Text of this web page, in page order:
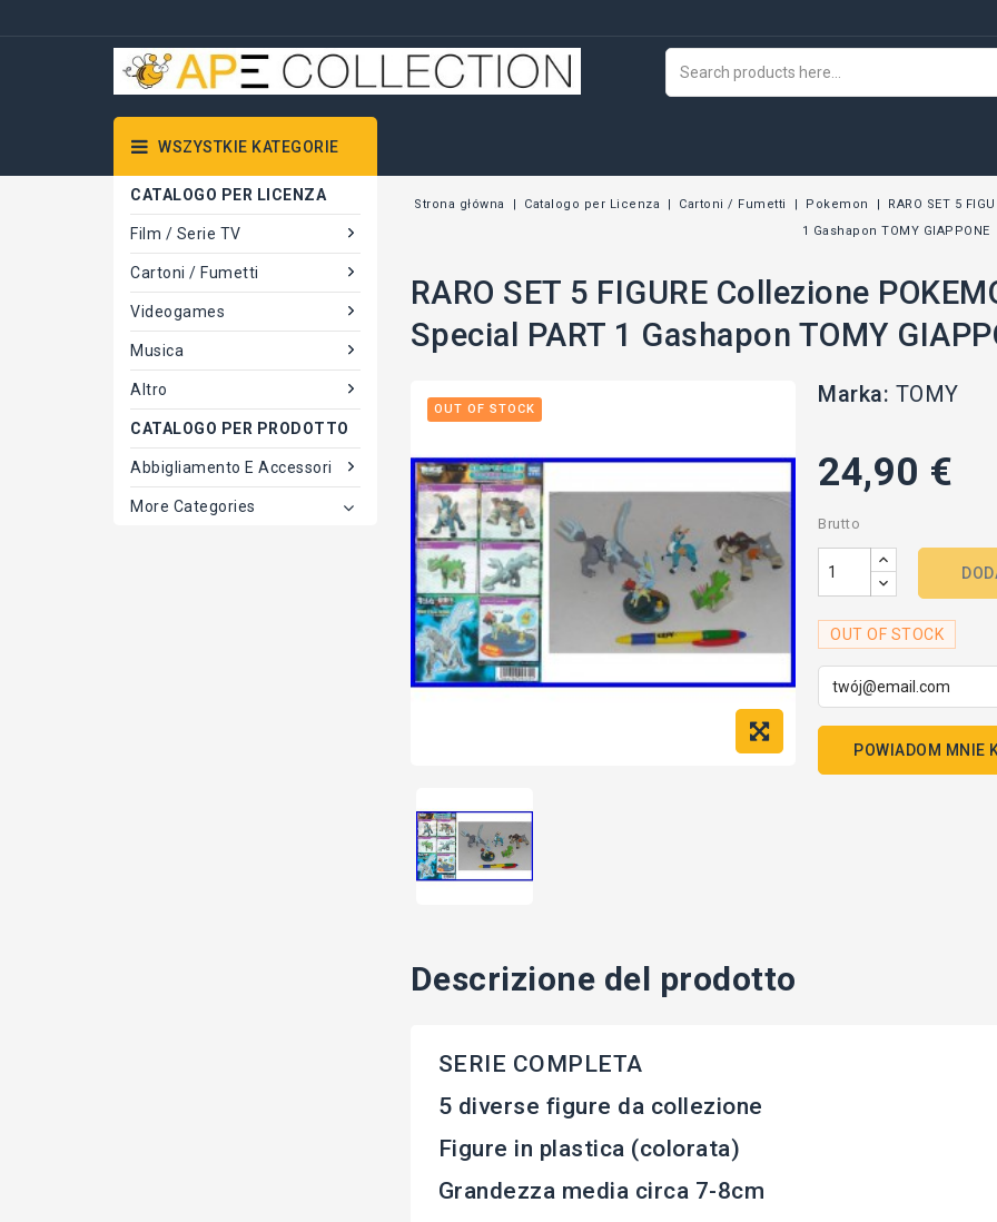
WSZYSTKIE KATEGORIE
CATALOGO PER LICENZA
Film / Serie TV
Cartoni / Fumetti
Videogames
Musica
Altro
CATALOGO PER PRODOTTO
Abbigliamento E Accessori
More Categories
Strona główna Catalogo per Licenza Cartoni / Fumetti Pokemon
RARO SET 5
1 Gashapon TOMY GIAPPONE
RARO SET 5 FIGURE Collezione
Special PART 1 Gashapon TOMY
OUT OF STOCK
Marka: TOMY
24,90 €
Brutto
OUT OF STOCK
POWIADOM MNIE
Descrizione del prodotto
SERIE COMPLETA
5 diverse figure da collezione
Figure in plastica (colorata)
Grandezza media circa 7-8cm